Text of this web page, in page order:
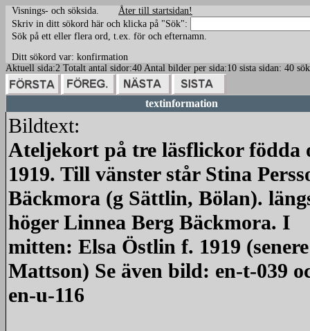
Visnings- och söksida. Åter till startsidan!
Skriv in ditt sökord här och klicka på "Sök":
Sök på ett eller flera ord, t.ex. för och efternamn.
Ditt sökord var: konfirmation
Aktuell sida:2 Totalt antal sidor:40 Antal bilder per sida:10 sista sidan: 40
textinformation
Bildtext:
Ateljekort på tre läsflickor födda
1919. Till vänster står Stina
Bäckmora (g Sättlin, Bölan).
höger Linnea Berg Bäckmora. I
mitten: Elsa Östlin f. 1919
Mattson) Se även bild: en-t-039
en-u-116